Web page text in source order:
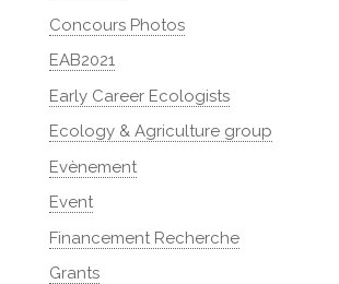
Concours Photos
EAB2021
Early Career Ecologists
Ecology & Agriculture group
Evènement
Event
Financement Recherche
Grants